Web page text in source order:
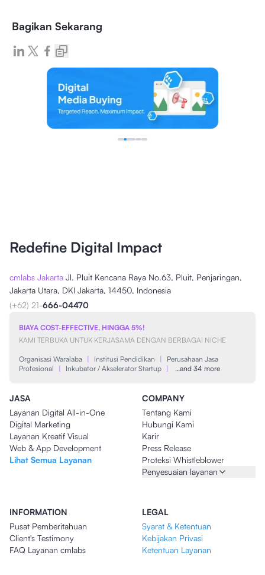
Bagikan Sekarang
Redefine Digital Impact
cmlabs Jakarta Jl. Pluit Kencana Raya No.63, Pluit, Penjaringan,
Jakarta Utara, DKI Jakarta, 14450, Indonesia
(+62) 21-666-04470
BIAYA COST-EFFECTIVE, HINGGA 5%!
KAMI TERBUKA UNTUK KERJASAMA DENGAN BERBAGAI NICHE
Organisasi Waralaba | Institusi Pendidikan |
Perusahaan Jasa
Profesional
| Inkubator / Akselerator Startup | …and 34 more
JASA
Layanan Digital All-in-One
Digital Marketing
Layanan Kreatif Visual
Web & App Development
Lihat Semua Layanan
COMPANY
Tentang Kami
Hubungi Kami
Karir
Press Release
Proteksi Whistleblower
Penyesuaian layanan
INFORMATION
Pusat Pemberitahuan
Client's Testimony
FAQ Layanan cmlabs
LEGAL
Syarat & Ketentuan
Kebijakan Privasi
Ketentuan Layanan